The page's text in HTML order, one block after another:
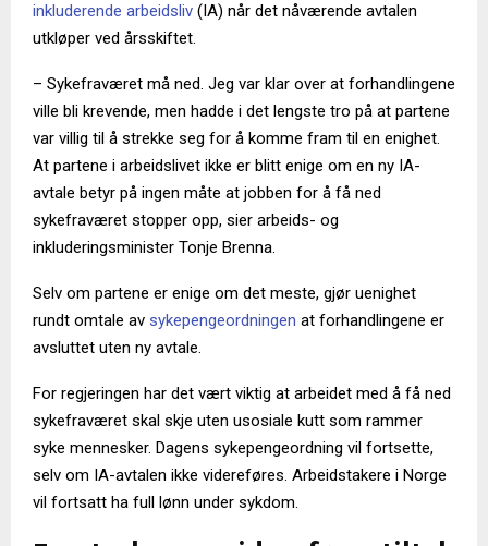
inkluderende arbeidsliv (IA) når det nåværende avtalen
utkløper ved årsskiftet.
– Sykefraværet må ned. Jeg var klar over at forhandlingene
ville bli krevende, men hadde i det lengste tro på at partene
var villig til å strekke seg for å komme fram til en enighet.
At partene i arbeidslivet ikke er blitt enige om en ny IA-
avtale betyr på ingen måte at jobben for å få ned
sykefraværet stopper opp, sier arbeids- og
inkluderingsminister Tonje Brenna.
Selv om partene er enige om det meste, gjør uenighet
rundt omtale av sykepengeordningen at forhandlingene er
avsluttet uten ny avtale.
For regjeringen har det vært viktig at arbeidet med å få ned
sykefraværet skal skje uten usosiale kutt som rammer
syke mennesker. Dagens sykepengeordning vil fortsette,
selv om IA-avtalen ikke videreføres. Arbeidstakere i Norge
vil fortsatt ha full lønn under sykdom.